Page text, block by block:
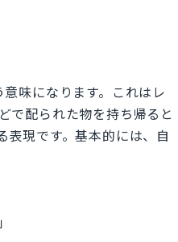
味になります。これはレ
で配られた物を持ち帰ると
表現です。基本的には、自